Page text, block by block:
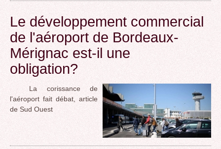
Le développement commercial
de l'aéroport de Bordeaux-
Mérignac est-il une
obligation?
La corissance de
l'aéroport fait débat, article
de Sud Ouest